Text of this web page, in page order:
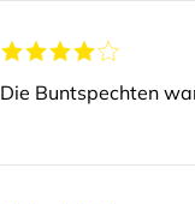
Die Buntspechten